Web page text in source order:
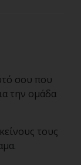
σου που
την ομάδα
τους